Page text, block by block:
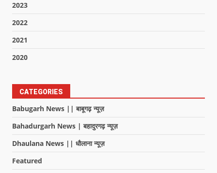
2023
2022
2021
2020
CATEGORIES
Babugarh News || बाबूगढ़ न्यूज़
Bahadurgarh News | बहादुरगढ़ न्यूज़
Dhaulana News || धौलाना न्यूज़
Featured